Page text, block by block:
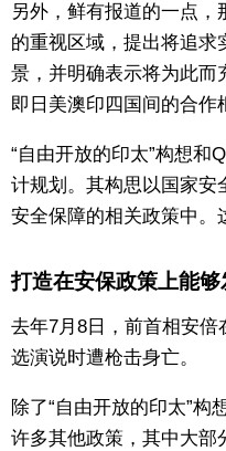
另外，鲜有报道的一点
的重视区域，提出将追求
景，并明确表示将为此而
即日美澳印四国间的合作
“自由开放的印太”构想和
计规划。其构思以国家安
安全保障的相关政策中。
打造在安保政策上能
去年7月8日，前首相安
选演说时遭枪击身亡。
除了“自由开放的印太”构
许多其他政策，其中大部